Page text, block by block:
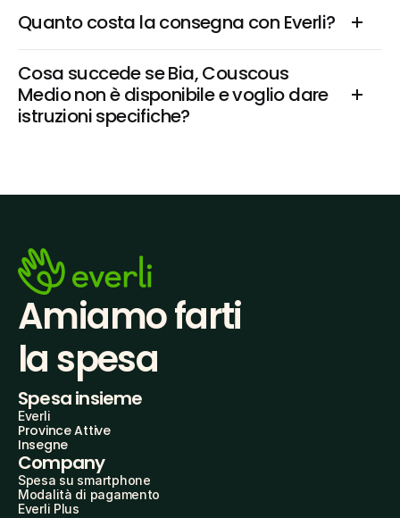
Quanto costa la consegna con Everli?
Cosa succede se Bia, Couscous
Medio non è disponibile e voglio dare
istruzioni specifiche?
Amiamo farti
la spesa
Spesa insieme
Everli
Province Attive
Insegne
Company
Spesa su smartphone
Modalità di pagamento
Everli Plus